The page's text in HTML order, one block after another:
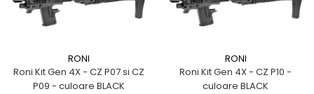
RONI
Roni Kit Gen 4X - CZ P07 si CZ
P09 - culoare BLACK
RONI
Roni Kit Gen 4X - CZ P10 -
culoare BLACK